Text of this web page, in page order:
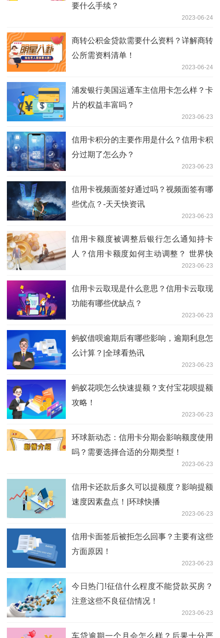
要什么手续？
2023-06-24
商转公积金贷款需要什么资料？详解商转
公所需资料清单！
2023-06-24
浦发银行美国运通车主信用卡怎么样？卡
片的权益丰富吗？
2023-06-23
信用卡积分的主要作用是什么？信用卡积
分过期了怎么办？
2023-06-23
信用卡视频面签好通过吗？视频面签有哪
些优点？-天天快资讯
2023-06-23
信用卡额度被调整后银行怎么通知持卡
人？信用卡额度如何主动调整？ 世界快
2023-06-23
信用卡云取现是什么意思？信用卡云取现
功能有哪些优缺点？
2023-06-23
蚂蚁借呗逾期后有哪些影响，逾期利息怎
么计算？|全球看热讯
2023-06-23
蚂蚁花呗怎么快速提额？支付宝花呗提额
攻略！
2023-06-23
环球新动态：信用卡分期会影响额度使用
吗？需要选择合适的分期类型！
2023-06-23
信用卡还款后多久可以提额度？影响提额
速度因素盘点！|环球快播
2023-06-23
信用卡面签后被拒怎么回事？主要有这些
方面原因！
2023-06-23
今日热门!征信什么程度不能贷款买房？
注意这些不良征信情况！
2023-06-23
车贷逾期一个月会怎么样？后果十分严